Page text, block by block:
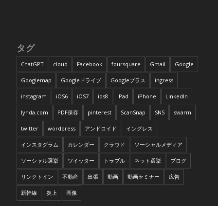
タグ
ChatGPT cloud Facebook foursquare Gmail Google
Googlemap Googleドライブ Googleプラス ingress
instagram iOS6 iOS7 ios8 iPad iPhone LinkedIn
lynda.com PDF保存 pinterest ScanSnap SNS swarm
twitter wordpress アンドロイド イングレス
インスタグラム カレンダー クラウド ソーシャルメディア
ソーシャル選挙 ツイッター トラブル ネット選挙 ブログ
リンクトイン 不動産 出張 動画 動画セミナー 広告
新幹線 炎上 画像